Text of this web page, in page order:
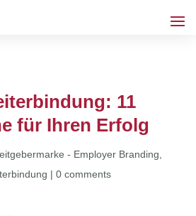
11
für Ihren Erfolg
- Employer Branding
|0 comments